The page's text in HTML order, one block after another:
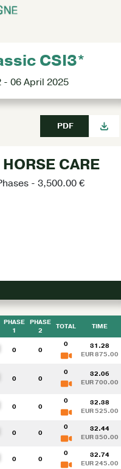
CSI3*
06 April 2025
PDF
CARE
- 3,500.00 €
PHASE
1
PHASE
2
TOTAL TIME
0 0
0 31.28
EUR 875.00
0 0
0 32.06
EUR 700.00
0 0
0 32.38
EUR 525.00
0 0
0 32.44
EUR 350.00
0 0
0 32.74
EUR 245.00